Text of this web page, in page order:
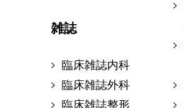
雑誌
臨床雑誌内科
臨床雑誌外科
臨床雑誌整形